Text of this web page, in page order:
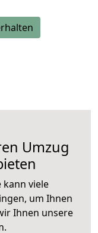
Umzug
kann viele
um Ihnen
Ihnen unsere